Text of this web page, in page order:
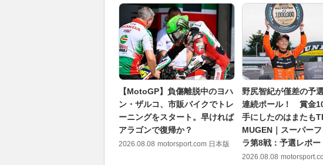
【MotoGP】負傷離脱中のヨハ
ン・ザルコ、市販バイクでトレ
ーニングをスタート。早ければ
アラゴンで復帰か？
2026.08.08 motorsport.com 日本版
野尻智紀が僅差の予
連続ポール！ 賞金
手にしたのはまたも
MUGEN｜スーパー
ラ第8戦：予選レポー
2026.08.08